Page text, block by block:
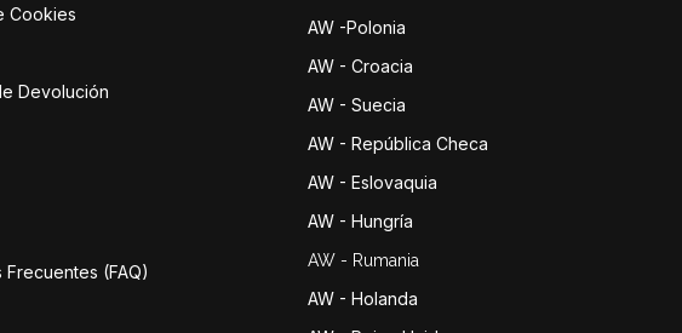
Cookies
Devolución
Frecuentes (FAQ)
AW -Polonia
AW - Croacia
AW - Suecia
AW - República Checa
AW - Eslovaquia
AW - Hungría
AW - Rumania
AW - Holanda